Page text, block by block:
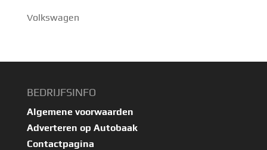
Volkswagen
BEDRIJFSINFO
Algemene voorwaarden
Adverteren op Autobaak
Contactpagina